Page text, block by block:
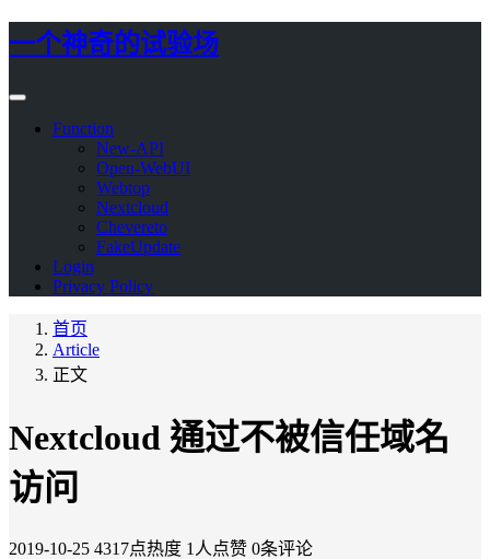
一个神奇的试验场
Function
New-API
Open-WebUI
Webtop
Nextcloud
Chevereto
FakeUpdate
Login
Privacy Policy
首页
Article
正文
Nextcloud 通过不被信任域名
访问
2019-10-25 4317点热度 1人点赞 0条评论